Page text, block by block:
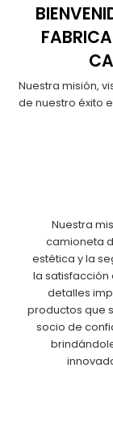
Nuestra misión,
de nuestro éxito
Nuestra
camioneta
estética y la
la satisfacción
detalles
productos que
socio de